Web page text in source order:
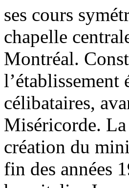
ses cours
chapelle
Montréal.
l’établissement
célibataires,
Miséricorde.
création du
fin des années